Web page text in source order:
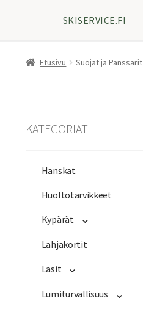
SKISERVICE.FI
Etusivu Suojat ja Panssarit
KATEGORIAT
Hanskat
Huoltotarvikkeet
Kypärät
Lahjakortit
Lasit
Lumiturvallisuus